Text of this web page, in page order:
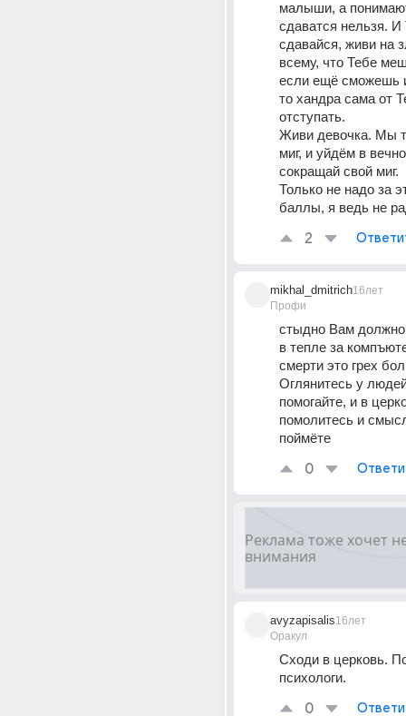
малыши, а
сдаватся нельзя.
сдавайся, живи на
всему, что Тебе
если ещё сможешь
то хандра сама от
отступать.
Живи девочка. Мы
миг, и уйдём в
сокращай свой миг.
Только не надо за
баллы, я ведь не
2
mikhal_dmitrich
Профи
16лет
стыдно Вам
в тепле за
смерти это грех
Оглянитесь у
помогайте, и в
помолитесь и
поймёте
0
avyzapisalis
Оракул
16лет
Сходи в церковь.
психологи.
0